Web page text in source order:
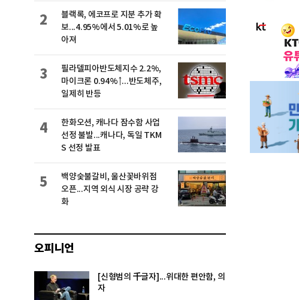
블랙록, 에코프로 지분 추가 확
보...4.95%에서 5.01%로 높
아져
2
필라델피아반도체지수 2.2%,
마이크론 0.94%↑...반도체주,
일제히 반등
3
한화오션, 캐나다 잠수함 사업
선정 불발...캐나다, 독일 TKM
S 선정 발표
4
백양숯불갈비, 울산꽃바위점
오픈...지역 외식 시장 공략 강
화
5
오피니언
[신형범의 千글자]...위대한 편안함, 의
자